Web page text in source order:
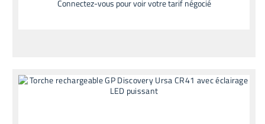
Connectez-vous pour voir votre tarif négocié